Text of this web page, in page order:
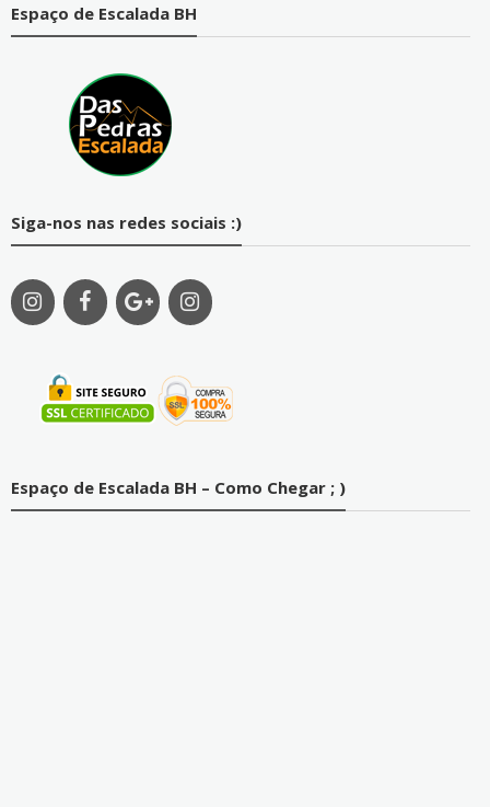
Espaço de Escalada BH
Siga-nos nas redes sociais :)
Espaço de Escalada BH – Como Chegar ; )